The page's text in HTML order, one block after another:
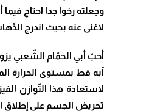
وجعلته رخوا جدا احتاج
لاغنى عنه بحيث اندرج
أحبّ أبي الحمّام الشّعبي
آبه قط بمستوى الحرارة
لاستعادة هذا التّوازن
تحريض الجسم على إطلاق